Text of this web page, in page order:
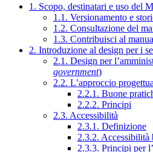
1. Scopo, destinatari e uso del
1.1. Versionamento e
1.2. Consultazione del
1.3. Contribuisci al
2. Introduzione al design per i
2.1. Design per
government)
2.2. L’approccio
2.2.1. Buone
2.2.2. Principi
2.3. Accessibilità
2.3.1. Definizione
2.3.2. Accessibilità
2.3.3. Principi per